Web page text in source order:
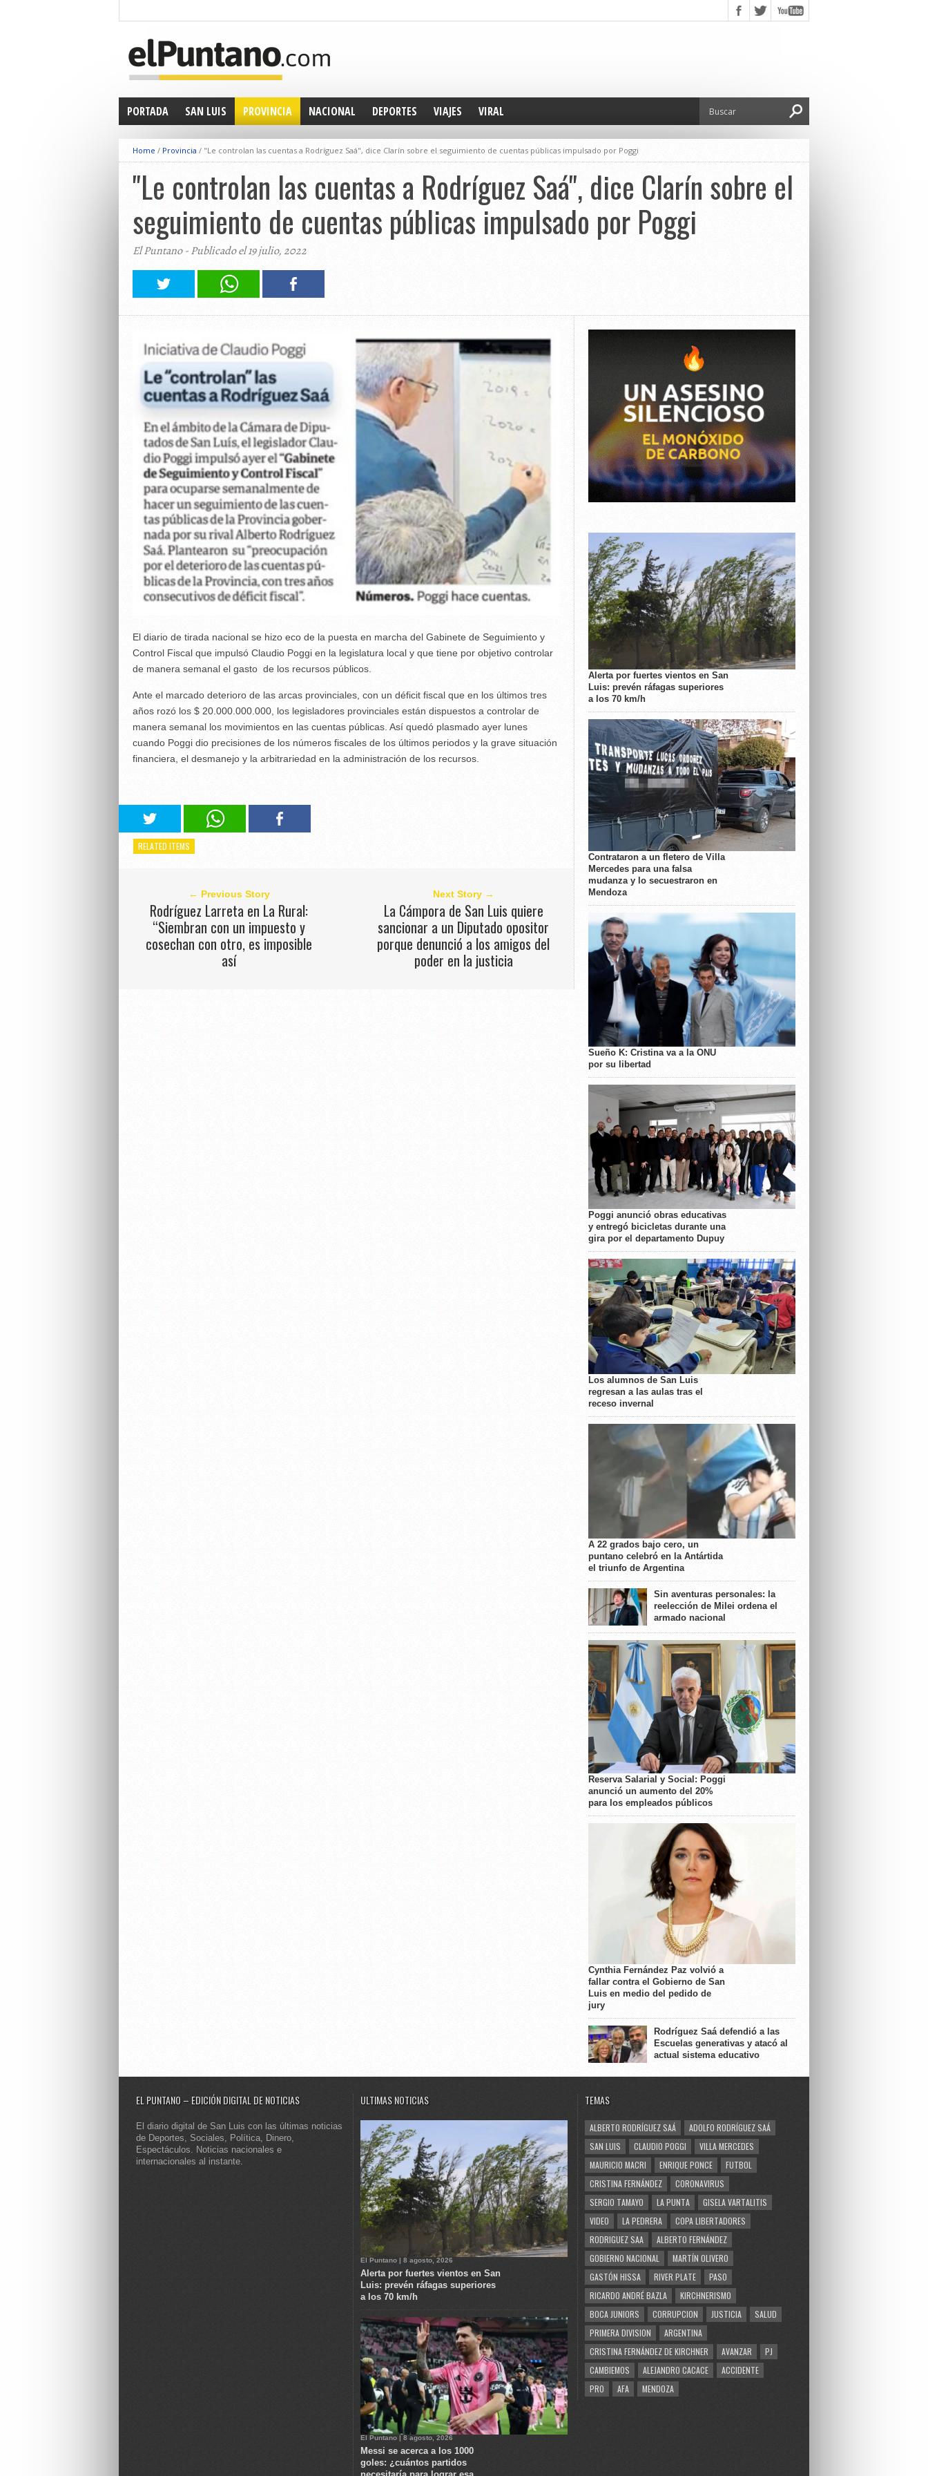
PORTADA SAN LUIS PROVINCIA NACIONAL DEPORTES VIAJES VIRAL
Home / Provincia / "Le controlan las cuentas a Rodríguez Saá", dice Clarín sobre el seguimiento de cuentas públicas impulsado por Poggi
"Le controlan las cuentas a Rodríguez Saá", dice Clarín sobre el
seguimiento de cuentas públicas impulsado por Poggi
El Puntano - Publicado el 19 julio, 2022
El diario de tirada nacional se hizo eco de la puesta en marcha del Gabinete de Seguimiento y
Control Fiscal que impulsó Claudio Poggi en la legislatura local y que tiene por objetivo controlar
de manera semanal el gasto de los recursos públicos.
Ante el marcado deterioro de las arcas provinciales, con un déficit fiscal que en los últimos tres
años rozó los $ 20.000.000.000, los legisladores provinciales están dispuestos a controlar de
manera semanal los movimientos en las cuentas públicas. Así quedó plasmado ayer lunes
cuando Poggi dio precisiones de los números fiscales de los últimos periodos y la grave situación
financiera, el desmanejo y la arbitrariedad en la administración de los recursos.
RELATED ITEMS
← Previous Story
Rodríguez Larreta en La Rural:
“Siembran con un impuesto y
cosechan con otro, es imposible
así
Next Story →
La Cámpora de San Luis quiere
sancionar a un Diputado opositor
porque denunció a los amigos del
poder en la justicia
Alerta por fuertes vientos en San
Luis: prevén ráfagas superiores
a los 70 km/h
Contrataron a un fletero de Villa
Mercedes para una falsa
mudanza y lo secuestraron en
Mendoza
Sueño K: Cristina va a la ONU
por su libertad
Poggi anunció obras educativas
y entregó bicicletas durante una
gira por el departamento Dupuy
Los alumnos de San Luis
regresan a las aulas tras el
receso invernal
A 22 grados bajo cero, un
puntano celebró en la Antártida
el triunfo de Argentina
Sin aventuras personales: la
reelección de Milei ordena el
armado nacional
Reserva Salarial y Social: Poggi
anunció un aumento del 20%
para los empleados públicos
Cynthia Fernández Paz volvió a
fallar contra el Gobierno de San
Luis en medio del pedido de
jury
Rodríguez Saá defendió a las
Escuelas generativas y atacó al
actual sistema educativo
EL PUNTANO – EDICIÓN DIGITAL DE NOTICIAS
El diario digital de San Luis con las últimas noticias
de Deportes, Sociales, Política, Dinero,
Espectáculos. Noticias nacionales e
internacionales al instante.
ULTIMAS NOTICIAS
El Puntano | 8 agosto, 2026
Alerta por fuertes vientos en San
Luis: prevén ráfagas superiores
a los 70 km/h
El Puntano | 8 agosto, 2026
Messi se acerca a los 1000
goles: ¿cuántos partidos
TEMAS
ALBERTO RODRÍGUEZ SAÁ
ADOLFO RODRÍGUEZ SAÁ
SAN LUIS
CLAUDIO POGGI
VILLA MERCEDES
MAURICIO MACRI
ENRIQUE PONCE
FUTBOL
CRISTINA FERNÁNDEZ
CORONAVIRUS
SERGIO TAMAYO
LA PUNTA
GISELA VARTALITIS
VIDEO
LA PEDRERA
COPA LIBERTADORES
RODRIGUEZ SAA
ALBERTO FERNÁNDEZ
GOBIERNO NACIONAL
MARTÍN OLIVERO
GASTÓN HISSA
RIVER PLATE
PASO
RICARDO ANDRÉ BAZLA
KIRCHNERISMO
BOCA JUNIORS
CORRUPCION JUSTICIA
SALUD
PRIMERA DIVISION
ARGENTINA
CRISTINA FERNÁNDEZ DE KIRCHNER
AVANZAR
PJ
CAMBIEMOS
ALEJANDRO CACACE
ACCIDENTE
PRO
AFA MENDOZA